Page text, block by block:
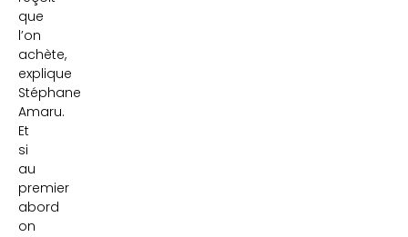
que
l’on
achète,
explique
Stéphane
Amaru.
Et
si
au
premier
abord
on